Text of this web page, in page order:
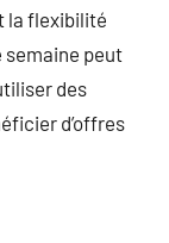
la flexibilité
semaine peut
des
d’offres